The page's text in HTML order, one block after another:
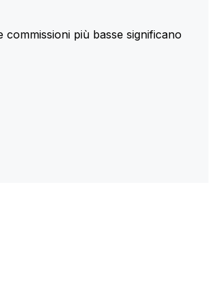
più basse significano